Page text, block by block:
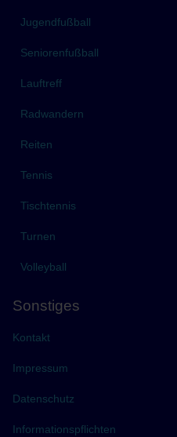
Jugendfußball
Seniorenfußball
Lauftreff
Radwandern
Reiten
Tennis
Tischtennis
Turnen
Volleyball
Sonstiges
Kontakt
Impressum
Datenschutz
Informationspflichten